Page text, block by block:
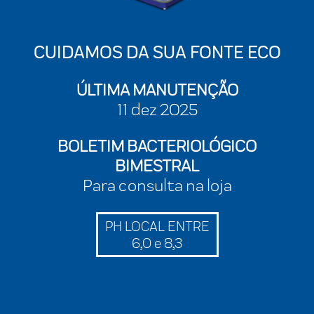
CUIDAMOS DA SUA FONTE ECO
ÚLTIMA MANUTENÇÃO
11 dez 2025
BOLETIM BACTERIOLÓGICO
BIMESTRAL
Para consulta na loja
PH LOCAL ENTRE
6,0 e 8,3